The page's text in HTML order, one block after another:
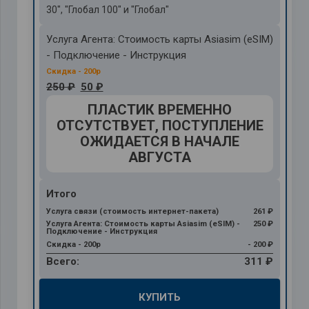
30", "Глобал 100" и "Глобал"
Услуга Агента: Стоимость карты Asiasim (eSIM)
- Подключение - Инструкция
250 ₽ 50 ₽
Итого
Услуга связи (стоимость интернет-пакета)
261 ₽
Услуга Агента: Стоимость карты Asiasim (eSIM) -
Подключение - Инструкция
250 ₽
Скидка - 200р - 200 ₽
Всего: 311 ₽
КУПИТЬ